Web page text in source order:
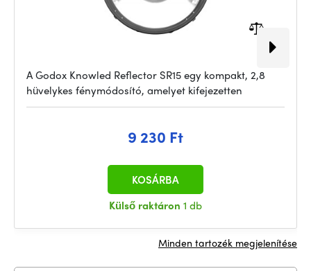
A Godox Knowled Reflector SR15 egy kompakt, 2,8
hüvelykes fénymódosító, amelyet kifejezetten
9 230 Ft
Külső raktáron 1 db
KOSÁRBA
Minden tartozék megjelenítése